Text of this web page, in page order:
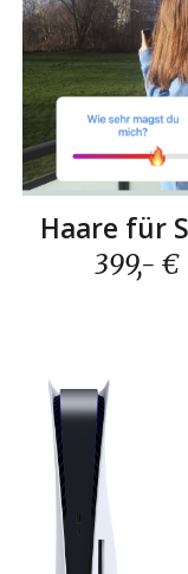
Haare für
399,- €